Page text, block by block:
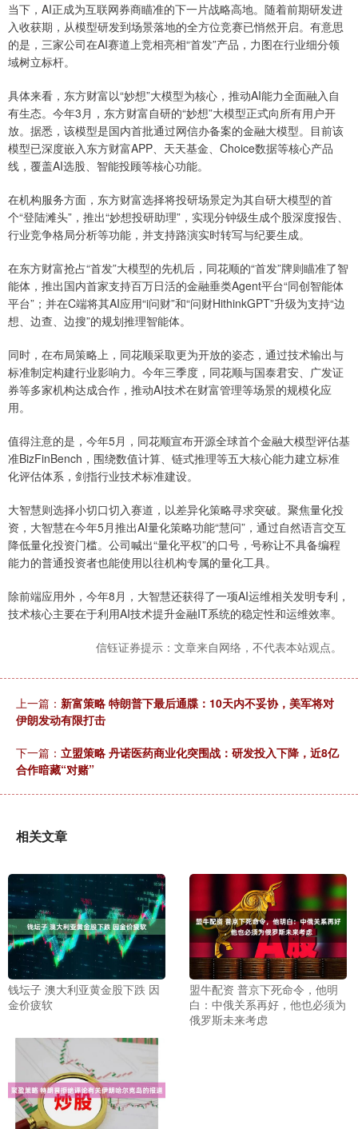
当下，AI正成为互联网券商瞄准的下一片战略高地。随着前期研发进
入收获期，从模型研发到场景落地的全方位竞赛已悄然开启。有意思
的是，三家公司在AI赛道上竞相亮相“首发”产品，力图在行业细分领
域树立标杆。
具体来看，东方财富以“妙想”大模型为核心，推动AI能力全面融入自
有生态。今年3月，东方财富自研的“妙想”大模型正式向所有用户开
放。据悉，该模型是国内首批通过网信办备案的金融大模型。目前该
模型已深度嵌入东方财富APP、天天基金、Choice数据等核心产品
线，覆盖AI选股、智能投顾等核心功能。
在机构服务方面，东方财富选择将投研场景定为其自研大模型的首
个“登陆滩头”，推出“妙想投研助理”，实现分钟级生成个股深度报告、
行业竞争格局分析等功能，并支持路演实时转写与纪要生成。
在东方财富抢占“首发”大模型的先机后，同花顺的“首发”牌则瞄准了智
能体，推出国内首家支持百万日活的金融垂类Agent平台“同创智能体
平台”；并在C端将其AI应用“i问财”和“问财HithinkGPT”升级为支持“边
想、边查、边搜”的规划推理智能体。
同时，在布局策略上，同花顺采取更为开放的姿态，通过技术输出与
标准制定构建行业影响力。今年三季度，同花顺与国泰君安、广发证
券等多家机构达成合作，推动AI技术在财富管理等场景的规模化应
用。
值得注意的是，今年5月，同花顺宣布开源全球首个金融大模型评估基
准BizFinBench，围绕数值计算、链式推理等五大核心能力建立标准
化评估体系，剑指行业技术标准建设。
大智慧则选择小切口切入赛道，以差异化策略寻求突破。聚焦量化投
资，大智慧在今年5月推出AI量化策略功能“慧问”，通过自然语言交互
降低量化投资门槛。公司喊出“量化平权”的口号，号称让不具备编程
能力的普通投资者也能使用以往机构专属的量化工具。
除前端应用外，今年8月，大智慧还获得了一项AI运维相关发明专利，
技术核心主要在于利用AI技术提升金融IT系统的稳定性和运维效率。
信钰证券提示：文章来自网络，不代表本站观点。
上一篇： 新富策略 特朗普下最后通牒：10天内不妥协，美军将对
伊朗发动有限打击
下一篇： 立盟策略 丹诺医药商业化突围战：研发投入下降，近8亿
合作暗藏“对赌”
相关文章
钱坛子 澳大利亚黄金股下跌 因
金价疲软
盟牛配资 普京下死命令，他明
白：中俄关系再好，他也必须为
俄罗斯未来考虑